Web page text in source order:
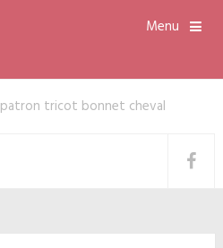
Menu
patron tricot bonnet cheval